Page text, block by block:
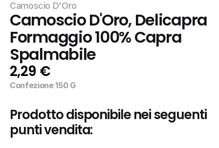
Camoscio D'Oro
Camoscio D'Oro, Delicapra
Formaggio 100% Capra
Spalmabile
2,29 €
Confezione 150 G
Prodotto disponibile nei seguenti
punti vendita: